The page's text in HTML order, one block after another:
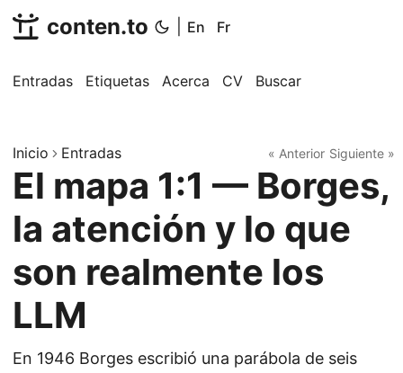
conten.to En Fr
Entradas Etiquetas Acerca CV Buscar
Inicio Entradas « Anterior Siguiente »
El mapa 1:1 — Borges,
la atención y lo que
son realmente los
LLM
En 1946 Borges escribió una parábola de seis